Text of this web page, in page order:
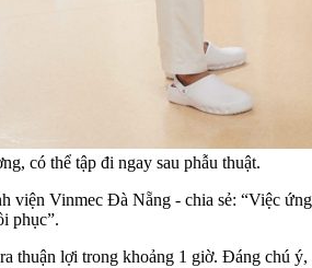
có thể tập đi ngay sau phẫu thuật.
Vinmec Đà Nẵng - chia sẻ: “Việc
phục”.
thuận lợi trong khoảng 1 giờ. Đáng chú